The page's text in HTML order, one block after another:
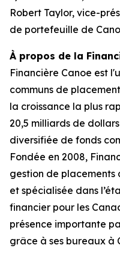
Robert Taylor, vice-
de portefeuille de
À propos de la
Financière Canoe est
communs de
la croissance la plus
20,5 milliards de
diversifiée de fonds
Fondée en 2008,
gestion de placements
et spécialisée dans
financier pour les
présence importante
grâce à ses bureaux à